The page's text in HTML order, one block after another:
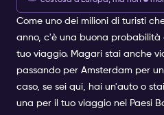
aggiungere una serie di feste
che tu voglia provare
più!
Come uno dei milioni di turisti
anno, c'è una buona probabilità
tuo viaggio. Magari stai anche
passando per Amsterdam per
caso, se sei qui, hai un'auto o
una per il tuo viaggio nei Paesi